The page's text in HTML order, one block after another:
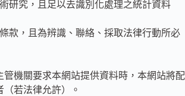
研究，且足以去識別化處理之統計資料
款，且為辨識、聯絡、採取法律行動所必
管機關要求本網站提供資料時，本網站將配
若法律允許）。